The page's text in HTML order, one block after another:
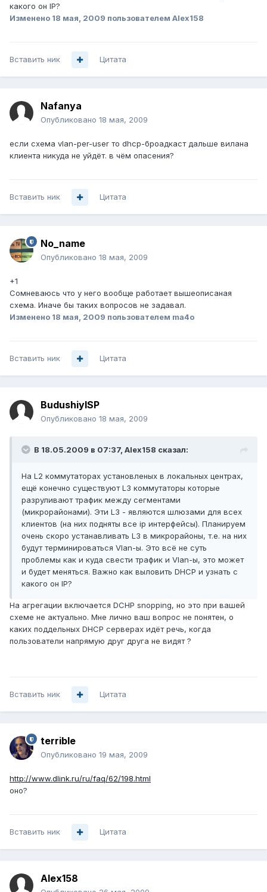
какого он IP?
Изменено 18 мая, 2009 пользователем Alex158
Вставить ник Цитата
Nafanya
Опубликовано 18 мая, 2009
если схема vlan-per-user то dhcp-броадкаст дальше вилана
клиента никуда не уйдёт. в чём опасения?
Вставить ник Цитата
No_name
Опубликовано 18 мая, 2009
+1
Сомневаюсь что у него вообще работает вышеописаная
схема. Иначе бы таких вопросов не задавал.
Изменено 18 мая, 2009 пользователем ma4o
Вставить ник Цитата
BudushiyISP
Опубликовано 18 мая, 2009
В 18.05.2009 в 07:37, Alex158 сказал:
На L2 коммутаторах установленых в локальных центрах,
ещё конечно существуют L3 коммутаторы которые
разруливают трафик между сегментами
(микрорайонами). Эти L3 - являются шлюзами для всех
клиентов (на них подняты все ip интерфейсы). Планируем
очень скоро устанавливать L3 в микрорайоны, т.е. на них
будут терминироваться Vlan-ы. Это всё не суть
проблемы как и куда свести трафик и Vlan-ы, это может
и будет меняться. Важно как выловить DHCP и узнать с
какого он IP?
На агрегации включается DCHP snopping, но это при вашей
схеме не актуально. Мне лично ваш вопрос не понятен, о
каких поддельных DHCP серверах идёт речь, когда
пользователи напрямую друг друга не видят ?
Вставить ник Цитата
terrible
Опубликовано 19 мая, 2009
http://www.dlink.ru/ru/faq/62/198.html
оно?
Вставить ник Цитата
Alex158